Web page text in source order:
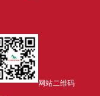
网站二维码